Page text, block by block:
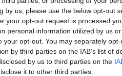
by us, please use the below opt-out
your opt-out request is processed
personal information utilized by us
opt-out. You may separately
by third parties on the IAB’s list of
by us to third parties on the
it to other third parties.
LE AZ OLASZ